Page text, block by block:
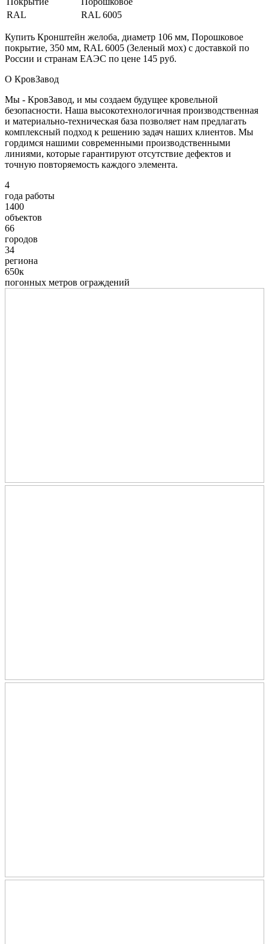
RAL
RAL 6005
Купить Кронштейн желоба, диаметр 106 мм, Порошковое
покрытие, 350 мм, RAL 6005 (Зеленый мох) с доставкой по
России и странам ЕАЭС по цене 145 руб.
О КровЗавод
Мы - КровЗавод, и мы создаем будущее кровельной
безопасности. Наша высокотехнологичная производственная
и материально-техническая база позволяет нам предлагать
комплексный подход к решению задач наших клиентов. Мы
гордимся нашими современными производственными
линиями, которые гарантируют отсутствие дефектов и
точную повторяемость каждого элемента.
4
года работы
1400
объектов
66
городов
34
региона
650к
погонных метров ограждений